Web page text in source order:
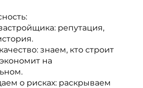
репутация,
знаем, кто строит
на
о рисках: раскрываем